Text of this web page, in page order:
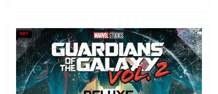
хит